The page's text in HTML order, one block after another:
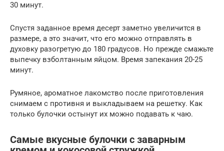
30 минут.
Спустя заданное время десерт заметно увеличится в
размере, а это значит, что его можно отправлять в
духовку разогретую до 180 градусов. Но прежде смажьте
выпечку взболтанным яйцом. Время запекания 20-25
минут.
Румяное, ароматное лакомство после приготовления
снимаем с противня и выкладываем на решетку. Как
только булочки остынут их можно подавать к чаю.
Самые вкусные булочки с заварным